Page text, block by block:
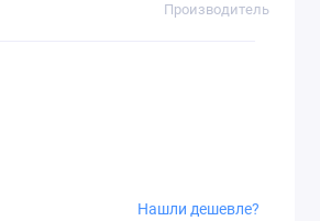
Производитель
Нашли дешевле?